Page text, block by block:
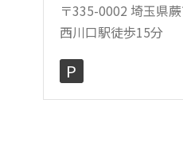
〒335-0002 埼玉県
西川口駅徒歩15分
P